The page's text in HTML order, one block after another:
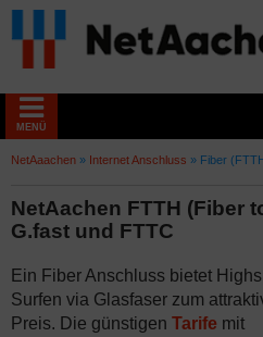
MENÜ
NetAaachen » Internet Anschluss » Fiber
NetAachen FTTH (Fiber
G.fast und FTTC
Ein Fiber Anschluss bietet
Surfen via Glasfaser zum
Preis. Die günstigen Tarife mit